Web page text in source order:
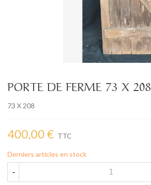
PORTE DE FERME 73 X 208
73 X 208
400,00 € TTC
Derniers articles en stock
-